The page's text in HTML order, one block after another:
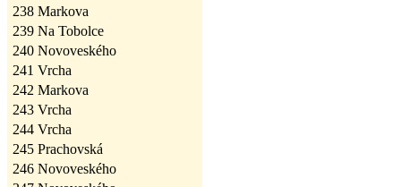
238 Markova
239 Na Tobolce
240 Novoveského
241 Vrcha
242 Markova
243 Vrcha
244 Vrcha
245 Prachovská
246 Novoveského